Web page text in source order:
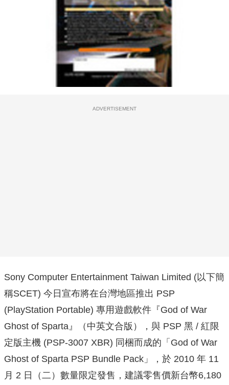
ADVERTISEMENT
Sony Computer Entertainment Taiwan Limited (以下簡
稱SCET) 今日宣布將在台灣地區推出 PSP
(PlayStation Portable) 專用遊戲軟件『God of War
Ghost of Sparta』（中英文合版），與 PSP 黑 / 紅限
定版主機 (PSP-3007 XBR) 同梱而成的「God of War
Ghost of Sparta PSP Bundle Pack」，於 2010 年 11
月 2 日（二）數量限定發售，建議零售價新台幣6,180